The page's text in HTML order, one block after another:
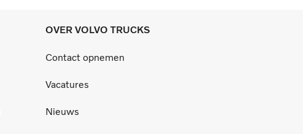
OVER VOLVO TRUCKS
Contact opnemen
Vacatures
Nieuws